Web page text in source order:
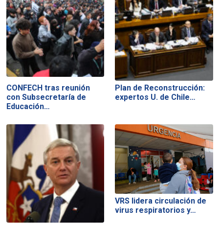
CONFECH tras reunión
con Subsecretaría de
Educación…
Plan de Reconstrucción:
expertos U. de Chile…
VRS lidera circulación de
virus respiratorios y…